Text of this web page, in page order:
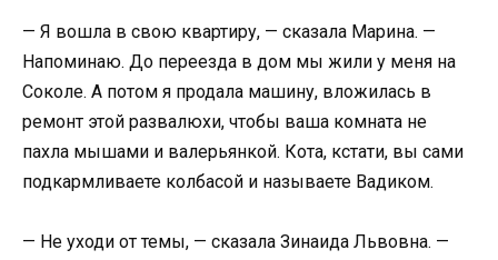
— Я вошла в свою квартиру, — сказала Марина. —
Напоминаю. До переезда в дом мы жили у меня на
Соколе. А потом я продала машину, вложилась в
ремонт этой развалюхи, чтобы ваша комната не
пахла мышами и валерьянкой. Кота, кстати, вы сами
подкармливаете колбасой и называете Вадиком.
— Не уходи от темы, — сказала Зинаида Львовна. —